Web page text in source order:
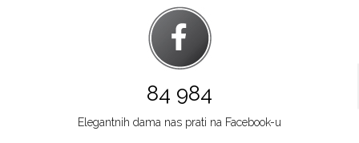
84 984
Elegantnih dama nas prati na Facebook-u